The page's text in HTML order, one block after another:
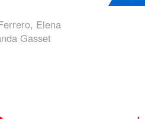
Elena
Gasset